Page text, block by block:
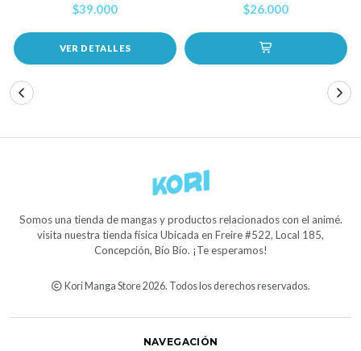
$39.000
VER DETALLES
$26.000
Somos una tienda de mangas y productos relacionados con el animé.
visita nuestra tienda física Ubicada en Freire #522, Local 185,
Concepción, Bío Bío. ¡Te esperamos!
Kori Manga Store 2026. Todos los derechos reservados.
NAVEGACIÓN